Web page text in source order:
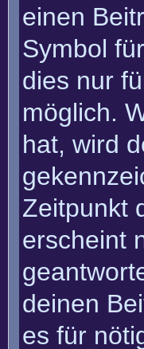
einen
Symbol
dies nur
möglich.
hat, wird
Zeitpunkt
erscheint
deinen
es für